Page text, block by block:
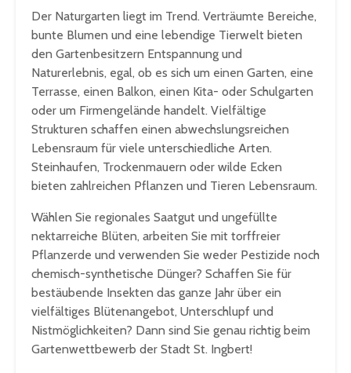
Der Naturgarten liegt im Trend. Verträumte Bereiche,
bunte Blumen und eine lebendige Tierwelt bieten
den Gartenbesitzern Entspannung und
Naturerlebnis, egal, ob es sich um einen Garten, eine
Terrasse, einen Balkon, einen Kita- oder Schulgarten
oder um Firmengelände handelt. Vielfältige
Strukturen schaffen einen abwechslungsreichen
Lebensraum für viele unterschiedliche Arten.
Steinhaufen, Trockenmauern oder wilde Ecken
bieten zahlreichen Pflanzen und Tieren Lebensraum.
Wählen Sie regionales Saatgut und ungefüllte
nektarreiche Blüten, arbeiten Sie mit torffreier
Pflanzerde und verwenden Sie weder Pestizide noch
chemisch-synthetische Dünger? Schaffen Sie für
bestäubende Insekten das ganze Jahr über ein
vielfältiges Blütenangebot, Unterschlupf und
Nistmöglichkeiten? Dann sind Sie genau richtig beim
Gartenwettbewerb der Stadt St. Ingbert!